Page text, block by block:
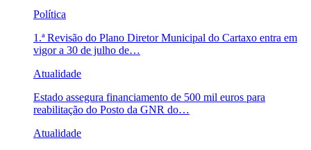
Política
1.ª Revisão do Plano Diretor Municipal do Cartaxo entra em
vigor a 30 de julho de…
Atualidade
Estado assegura financiamento de 500 mil euros para
reabilitação do Posto da GNR do…
Atualidade